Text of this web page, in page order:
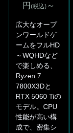
円 (税込)～
広大なオープ
ンワールドゲ
ームをフルHD
～WQHDなど
で楽しめる、
Ryzen 7
7800X3Dと
RTX 5060 Tiの
モデル。CPU
性能が高い構
成で、密集シ